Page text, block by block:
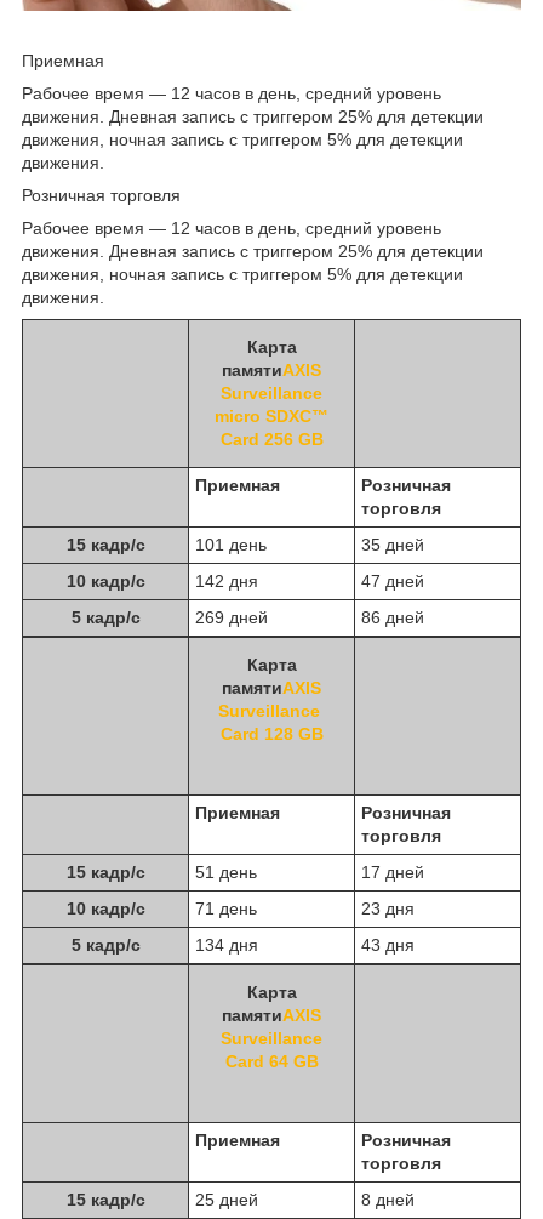
Приемная
Рабочее время — 12 часов в день, средний уровень
движения. Дневная запись с триггером 25% для детекции
движения, ночная запись с триггером 5% для детекции
движения.
Розничная торговля
Рабочее время — 12 часов в день, средний уровень
движения. Дневная запись с триггером 25% для детекции
движения, ночная запись с триггером 5% для детекции
движения.
Карта
памятиAXIS
Surveillance
micro SDXC™
Card 256 GB
Приемная
Розничная
торговля
15 кадр/с
101 день
35 дней
10 кадр/с
142 дня
47 дней
5 кадр/с
269 дней 86 дней
Карта
памятиAXIS
Surveillance
Card 128 GB
Приемная
Розничная
торговля
15 кадр/с
51 день
17 дней
10 кадр/с
71 день
23 дня
5 кадр/с
134 дня 43 дня
Карта
памятиAXIS
Surveillance
Card 64 GB
Приемная
Розничная
торговля
15 кадр/с
25 дней
8 дней